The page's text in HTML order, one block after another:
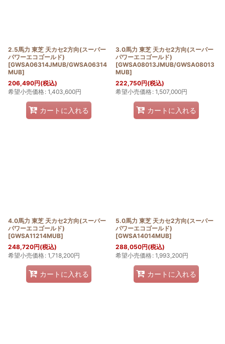
2.5馬力 東芝 天カセ2方向(スーパー
パワーエコゴールド)
[GWSA06314JMUB/GWSA06314
MUB]
206,490円(税込)
希望小売価格: 1,403,600円
カートに入れる
3.0馬力 東芝 天カセ2方向(スーパー
パワーエコゴールド)
[GWSA08013JMUB/GWSA08013
MUB]
222,750円(税込)
希望小売価格: 1,507,000円
カートに入れる
4.0馬力 東芝 天カセ2方向(スーパー
パワーエコゴールド)
[GWSA11214MUB]
248,720円(税込)
希望小売価格: 1,718,200円
カートに入れる
5.0馬力 東芝 天カセ2方向(スーパー
パワーエコゴールド)
[GWSA14014MUB]
288,050円(税込)
希望小売価格: 1,993,200円
カートに入れる